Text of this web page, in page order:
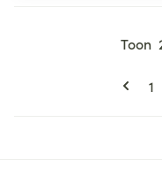
U
1
Toon